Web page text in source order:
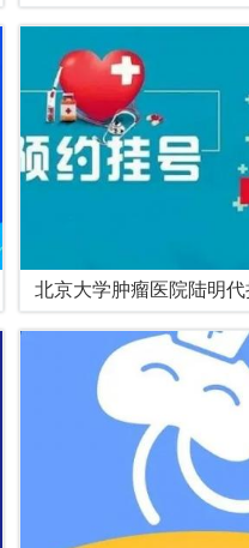
北京大学肿瘤医院陆明